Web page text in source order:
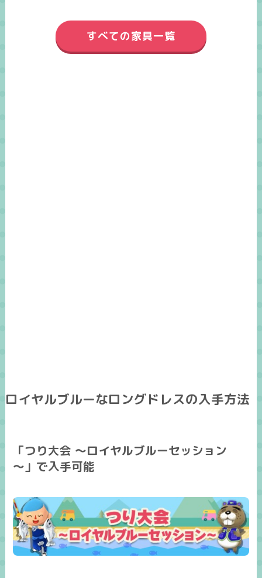
すべての家具一覧
ロイヤルブルーなロングドレスの入手方法
「つり大会 ～ロイヤルブルーセッション
～」で入手可能